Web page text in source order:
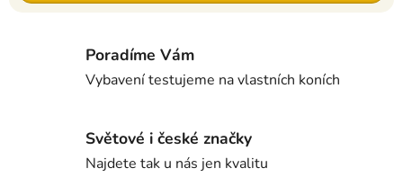
Poradíme Vám
Vybavení testujeme na vlastních koních
Světové i české značky
Najdete tak u nás jen kvalitu